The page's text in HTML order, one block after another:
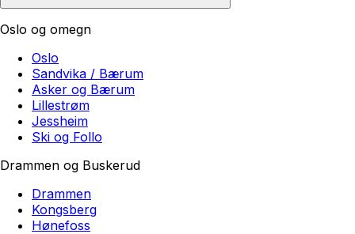
Oslo og omegn
Oslo
Sandvika / Bærum
Asker og Bærum
Lillestrøm
Jessheim
Ski og Follo
Drammen og Buskerud
Drammen
Kongsberg
Hønefoss